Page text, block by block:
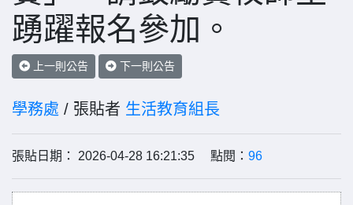
踴躍報名參加。
上一則公告 下一則公告
學務處 / 張貼者 生活教育組長
張貼日期： 2026-04-28 16:21:35 點閱： 96